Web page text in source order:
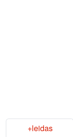
+leidas